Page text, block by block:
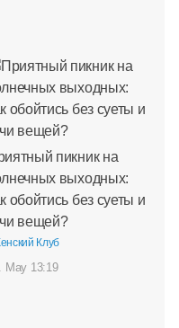
пикник на
выходных:
обойтись без суеты и
вещей?
Клуб
May 13:19